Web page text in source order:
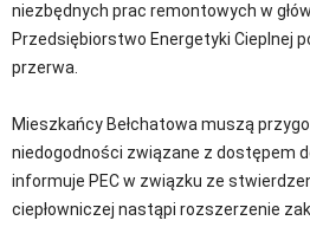
niezbędnych prac remontowych w
Przedsiębiorstwo Energetyki Cieplnej
przerwa.
Mieszkańcy Bełchatowa muszą
niedogodności związane z dostępem
informuje PEC w związku ze
ciepłowniczej nastąpi rozszerzenie